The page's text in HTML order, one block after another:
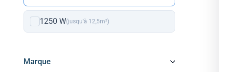
1250 W(jusqu'à 12,5m²)
Marque